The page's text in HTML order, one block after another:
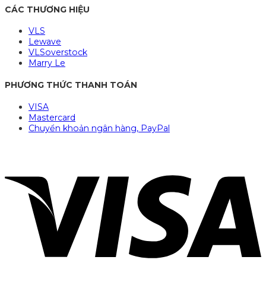
CÁC THƯƠNG HIỆU
VLS
Lewave
VLSoverstock
Marry Le
PHƯƠNG THỨC THANH TOÁN
VISA
Mastercard
Chuyển khoản ngân hàng, PayPal